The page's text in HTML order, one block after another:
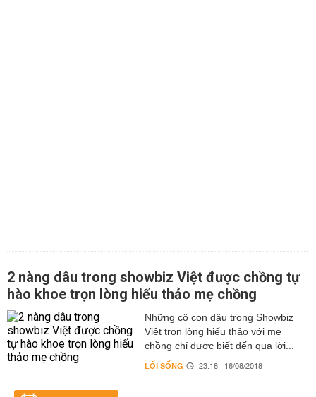
2 nàng dâu trong showbiz Việt được chồng tự
hào khoe trọn lòng hiếu thảo mẹ chồng
Những cô con dâu trong Showbiz
Việt trọn lòng hiếu thảo với mẹ
chồng chỉ được biết đến qua lời...
LỐI SỐNG 23:18 | 16/08/2018